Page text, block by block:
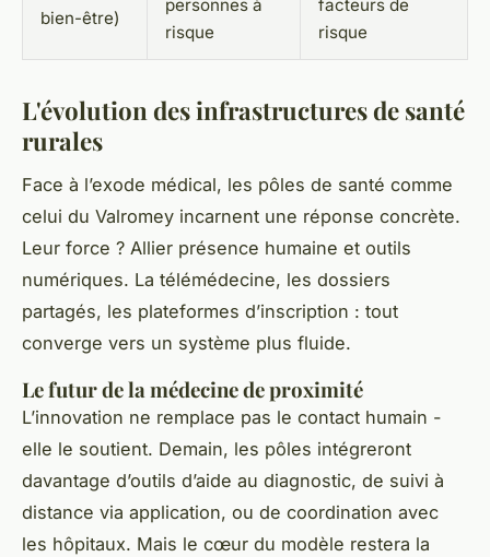
bien-être)
personnes à
risque
facteurs de
risque
L'évolution des infrastructures de santé
rurales
Face à l’exode médical, les pôles de santé comme
celui du Valromey incarnent une réponse concrète.
Leur force ? Allier présence humaine et outils
numériques. La télémédecine, les dossiers
partagés, les plateformes d’inscription : tout
converge vers un système plus fluide.
Le futur de la médecine de proximité
L’innovation ne remplace pas le contact humain -
elle le soutient. Demain, les pôles intégreront
davantage d’outils d’aide au diagnostic, de suivi à
distance via application, ou de coordination avec
les hôpitaux. Mais le cœur du modèle restera la